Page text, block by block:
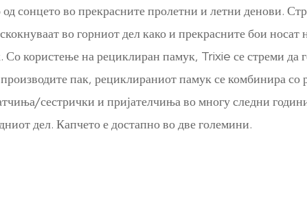
сонцето во прекрасните пролетни и летни денови.
во горниот дел како и прекрасните бои носат
користење на рециклиран памук, Trixie се стреми да
пак, рециклираниот памук се комбинира со
сестрички и пријателчиња во многу следни
дел. Капчето е достапно во две големини.